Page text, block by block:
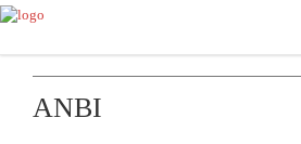
ANBI